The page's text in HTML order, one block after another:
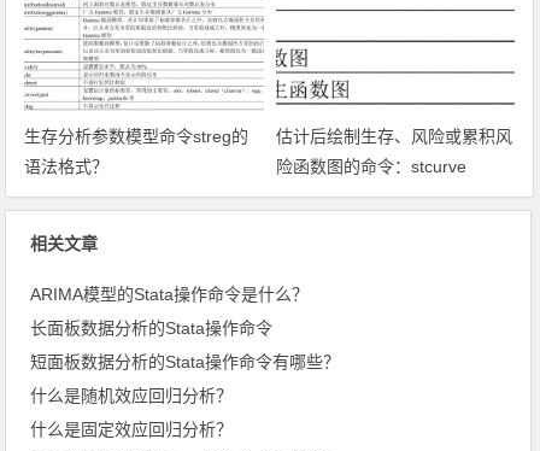
生存分析参数模型命令streg的
语法格式？
估计后绘制生存、风险或累积风
险函数图的命令：stcurve
相关文章
ARIMA模型的Stata操作命令是什么？
长面板数据分析的Stata操作命令
短面板数据分析的Stata操作命令有哪些？
什么是随机效应回归分析？
什么是固定效应回归分析？